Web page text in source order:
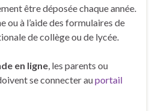
être déposée chaque année.
ou à l’aide des formulaires de
de collège ou de lycée.
en ligne , les parents ou
se connecter auportail